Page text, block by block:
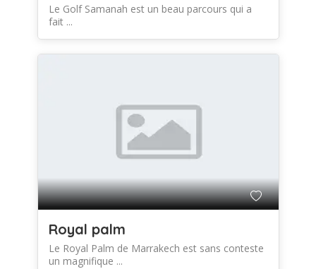
Le Golf Samanah est un beau parcours qui a
fait ...
Royal palm
Le Royal Palm de Marrakech est sans conteste
un magnifique ...